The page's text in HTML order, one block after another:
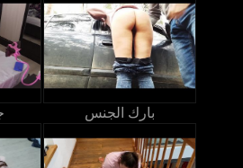
بارك الجنس